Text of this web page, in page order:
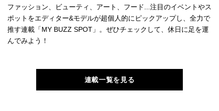
ファッション、ビューティ、アート、フード...注目のイベントやス
ポットをエディター&モデルが超個人的にピックアップし、全力で
推す連載「MY BUZZ SPOT」。ぜひチェックして、休日に足を運
んでみよう！
連載一覧を見る